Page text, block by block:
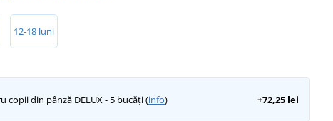
12-18 luni
copii din pânză DELUX - 5 bucăți (info) +72,25 lei